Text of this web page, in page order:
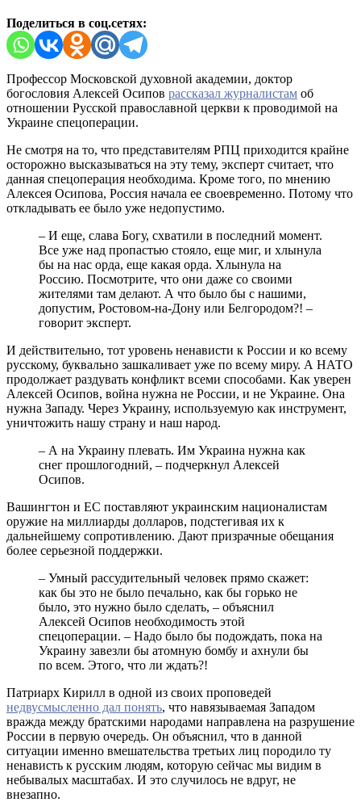
Поделиться в соц.сетях:
Профессор Московской духовной академии, доктор
богословия Алексей Осипов рассказал журналистам об
отношении Русской православной церкви к проводимой на
Украине спецоперации.
Не смотря на то, что представителям РПЦ приходится крайне
осторожно высказываться на эту тему, эксперт считает, что
данная спецоперация необходима. Кроме того, по мнению
Алексея Осипова, Россия начала ее своевременно. Потому что
откладывать ее было уже недопустимо.
– И еще, слава Богу, схватили в последний момент.
Все уже над пропастью стояло, еще миг, и хлынула
бы на нас орда, еще какая орда. Хлынула на
Россию. Посмотрите, что они даже со своими
жителями там делают. А что было бы с нашими,
допустим, Ростовом-на-Дону или Белгородом?! –
говорит эксперт.
И действительно, тот уровень ненависти к России и ко всему
русскому, буквально зашкаливает уже по всему миру. А НАТО
продолжает раздувать конфликт всеми способами. Как уверен
Алексей Осипов, война нужна не России, и не Украине. Она
нужна Западу. Через Украину, используемую как инструмент,
уничтожить нашу страну и наш народ.
– А на Украину плевать. Им Украина нужна как
снег прошлогодний, – подчеркнул Алексей
Осипов.
Вашингтон и ЕС поставляют украинским националистам
оружие на миллиарды долларов, подстегивая их к
дальнейшему сопротивлению. Дают призрачные обещания
более серьезной поддержки.
– Умный рассудительный человек прямо скажет:
как бы это не было печально, как бы горько не
было, это нужно было сделать, – объяснил
Алексей Осипов необходимость этой
спецоперации. – Надо было бы подождать, пока на
Украину завезли бы атомную бомбу и ахнули бы
по всем. Этого, что ли ждать?!
Патриарх Кирилл в одной из своих проповедей
недвусмысленно дал понять, что навязываемая Западом
вражда между братскими народами направлена на разрушение
России в первую очередь. Он объяснил, что в данной
ситуации именно вмешательства третьих лиц породило ту
ненависть к русским людям, которую сейчас мы видим в
небывалых масштабах. И это случилось не вдруг, не
внезапно.